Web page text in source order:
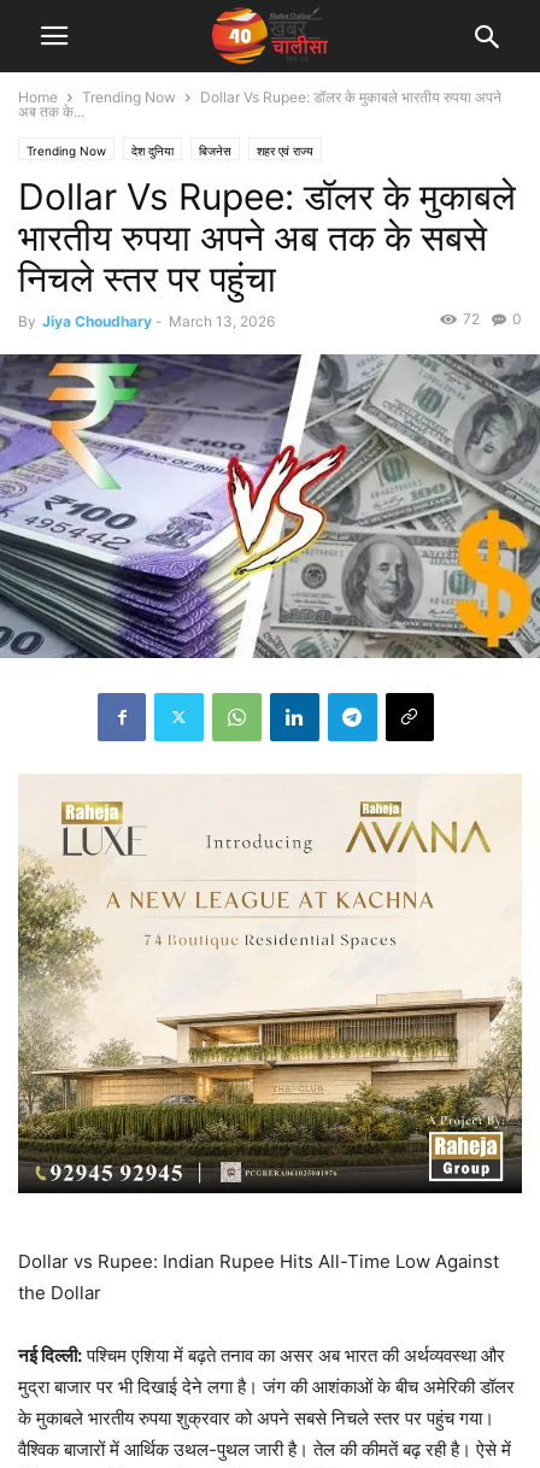
Home Trending Now
Dollar Vs Rupee: डॉलर के मुकाबले भारतीय रुपया अपने
अब तक के...
Trending Now देश दुनिया बिजनेस शहर एवं राज्य
Dollar Vs Rupee: डॉलर के मुकाबले
भारतीय रुपया अपने अब तक के सबसे
निचले स्तर पर पहुंचा
By Jiya Choudhary - March 13, 2026 0
72
Dollar vs Rupee: Indian Rupee Hits All-Time Low Against
the Dollar
नई दिल्ली:पश्चिम एशिया में बढ़ते तनाव का असर अब भारत की अर्थव्यवस्था और
मुद्रा बाजार पर भी दिखाई देने लगा है। जंग की आशंकाओं के बीच अमेरिकी डॉलर
के मुकाबले भारतीय रुपया शुक्रवार को अपने सबसे निचले स्तर पर पहुंच गया।
वैश्विक बाजारों में आर्थिक उथल-पुथल जारी है। तेल की कीमतें बढ़ रही है। ऐसे में